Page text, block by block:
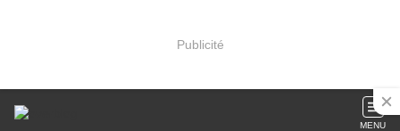
Publicité
MENU